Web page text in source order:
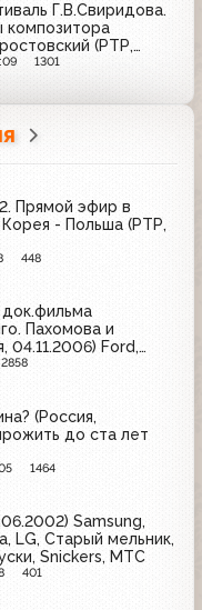
Г.В.Свиридова.
композитора
(РТР,
конца)
1301
Прямой эфир в
- Польша (РТР,
448
док.фильма
Пахомова и
04.11.2006) Ford,
Фрутоняня,
2858
(Россия,
до ста лет
1464
Samsung,
LG, Старый мельник,
Snickers, МТС
401